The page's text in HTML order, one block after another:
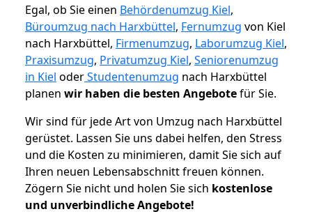
Egal, ob Sie einen Behördenumzug Kiel,
Büroumzug nach Harxbüttel, Fernumzug von Kiel
nach Harxbüttel, Firmenumzug, Laborumzug Kiel,
Praxisumzug, Privatumzug Kiel, Seniorenumzug
in Kiel oderStudentenumzug nach Harxbüttel
planen wir haben die besten Angebotefür Sie.
Wir sind für jede Art von Umzug nach Harxbüttel
gerüstet. Lassen Sie uns dabei helfen, den Stress
und die Kosten zu minimieren, damit Sie sich auf
Ihren neuen Lebensabschnitt freuen können.
Zögern Sie nicht und holen Sie sich kostenlose
und unverbindliche Angebote!